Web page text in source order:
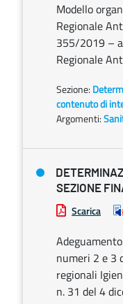
Modello
Regionale
355/2019 –
Regionale
Sezione:
contenuto di
Argomenti:
SEZIONE
Scarica
numeri 2 e 3
regionali
n. 31 del 4